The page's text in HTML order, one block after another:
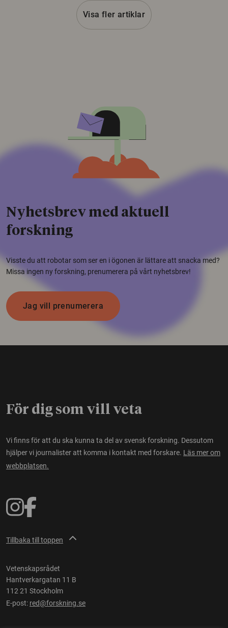
Visa fler artiklar
Nyhetsbrev med aktuell
forskning
Visste du att robotar som ser en i ögonen är lättare att snacka med?
Missa ingen ny forskning, prenumerera på vårt nyhetsbrev!
Jag vill prenumerera
För dig som vill veta
Vi finns för att du ska kunna ta del av svensk forskning. Dessutom
hjälper vi journalister att komma i kontakt med forskare. Läs mer om
webbplatsen.
Tillbaka till toppen
Vetenskapsrådet
Hantverkargatan 11 B
112 21 Stockholm
E-post: red@forskning.se